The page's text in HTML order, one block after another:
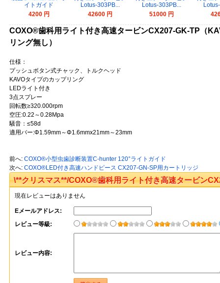
イトガイド
4200 円
Lotus-303PB...
42600 円
Lotus-303PB...
51000 円
COXO®歯科用ライト付き高速タービンCX207-GK-TP（
リング無し）
仕様：
プッシュボタン式チャック、トルクヘッド
KAVOタイプのカップリング
LEDライト付き
3点スプレー
回転数≥320.000rpm
空圧:0.22～0.28Mpa
騒音：≤58d
適用バー:Φ1.59mm～Φ1.6mmx21mm～23mm
前へ: COXO®小型虫歯診断装置C-hunter 120°ライトガイド
次へ: COXO®LED付き高速ハンドピース CX207-GN-SP用カートリッジ
\**クリスマス**/COXO®歯科用ライト付き高速タービン
チブル、カップリング無し） レビュー Athenadentallab
現在レビューはありません
Eメールアドレス:
レビュー等級:
レビュー内容: